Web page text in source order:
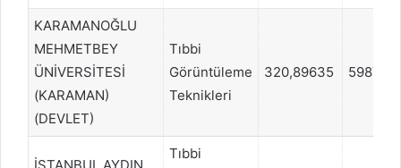
KARAMANOĞLU
MEHMETBEY
ÜNİVERSİTESİ
(KARAMAN)
(DEVLET)
Tıbbi
Görüntüleme
Teknikleri
320,89635 598766
İSTANBUL AYDIN
Tıbbi